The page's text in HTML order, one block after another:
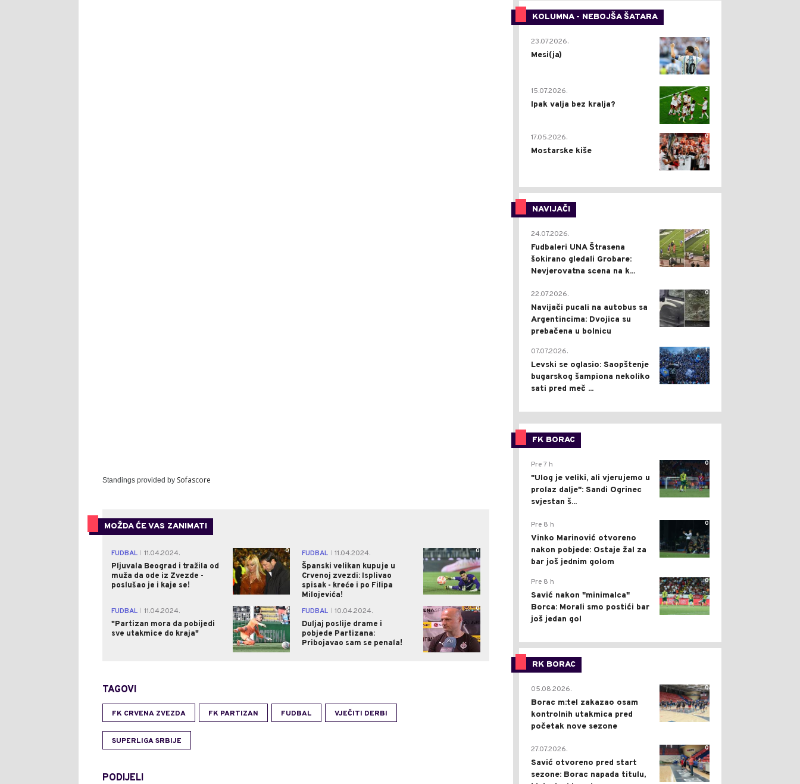
Standings provided by Sofascore
MOŽDA ĆE VAS ZANIMATI
FUDBAL
11.04.2024.
Pljuvala Beograd i tražila od
muža da ode iz Zvezde -
poslušao je i kaje se!
0 FUDBAL
11.04.2024.
Španski velikan kupuje u
Crvenoj zvezdi: Isplivao
spisak - kreće i po Filipa
Milojevića!
0
FUDBAL
11.04.2024.
"Partizan mora da pobijedi
sve utakmice do kraja"
0 FUDBAL
10.04.2024.
Duljaj poslije drame i
pobjede Partizana:
Pribojavao sam se penala!
0
TAGOVI
FK CRVENA ZVEZDA FK PARTIZAN FUDBAL VJEČITI DERBI
SUPERLIGA SRBIJE
PODIJELI
KOLUMNA - NEBOJŠA ŠATARA
0
23.07.2026.
Mesi(ja)
2
15.07.2026.
Ipak valja bez kralja?
0
17.05.2026.
Mostarske kiše
NAVIJAČI
0
24.07.2026.
Fudbaleri UNA Štrasena
šokirano gledali Grobare:
Nevjerovatna scena na k...
0
22.07.2026.
Navijači pucali na autobus sa
Argentincima: Dvojica su
prebačena u bolnicu
1
07.07.2026.
Levski se oglasio: Saopštenje
bugarskog šampiona nekoliko
sati pred meč ...
FK BORAC
0
Pre 7 h
"Ulog je veliki, ali vjerujemo u
prolaz dalje": Sandi Ogrinec
svjestan š...
0
Pre 8 h
Vinko Marinović otvoreno
nakon pobjede: Ostaje žal za
bar još jednim golom
0
Pre 8 h
Savić nakon "minimalca"
Borca: Morali smo postići bar
još jedan gol
RK BORAC
0
05.08.2026.
Borac m:tel zakazao osam
kontrolnih utakmica pred
početak nove sezone
0
27.07.2026.
Savić otvoreno pred start
sezone: Borac napada titulu,